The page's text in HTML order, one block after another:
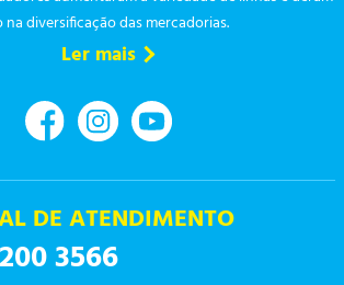
na diversificação das mercadorias.
Ler mais
DE ATENDIMENTO
3566